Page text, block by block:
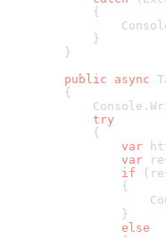
            {
            }
        }
public
async
        {
try
            {
var
var
if
                {
                }
else